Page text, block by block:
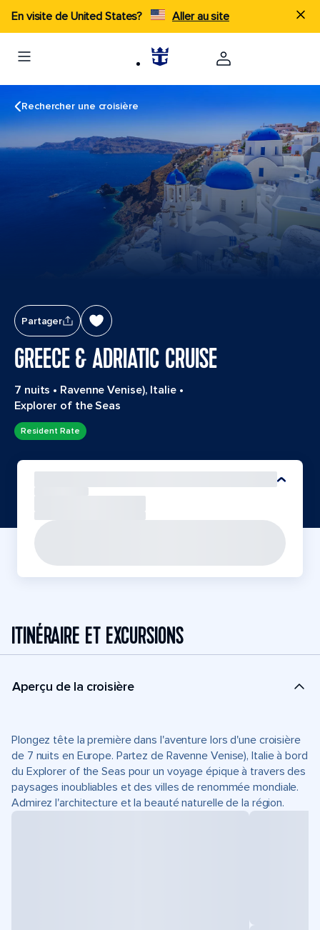
En visite de United States? Aller au site
Rechercher une croisière
Partager
GREECE & ADRIATIC CRUISE
7 nuits • Ravenne Venise), Italie•
Explorer of the Seas
Resident Rate
ITINÉRAIRE ET EXCURSIONS
Aperçu de la croisière
Plongez tête la première dans l'aventure lors d'une croisière
de 7 nuits en Europe. Partez de Ravenne Venise), Italie à bord
du Explorer of the Seas pour un voyage épique à travers des
paysages inoubliables et des villes de renommée mondiale.
Admirez l'architecture et la beauté naturelle de la région.